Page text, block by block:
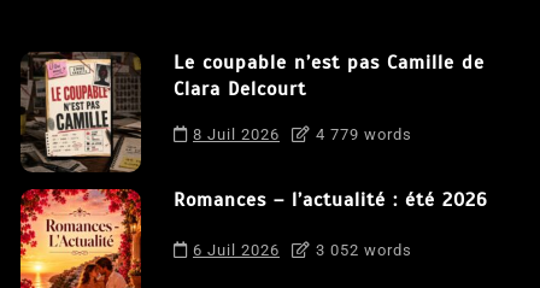
Le coupable n’est pas Camille de
Clara Delcourt
8 Juil 2026 4 779 words
Romances – l’actualité : été 2026
6 Juil 2026 3 052 words